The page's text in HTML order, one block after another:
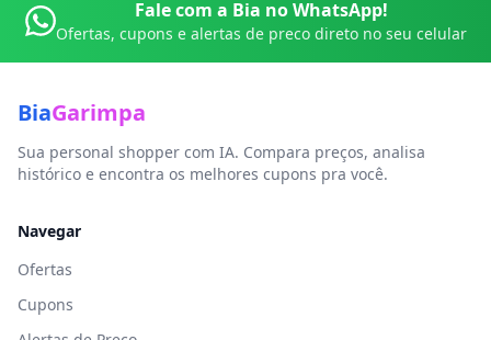
Fale com a Bia no WhatsApp!
Ofertas, cupons e alertas de preco direto no seu celular
BiaGarimpa
Sua personal shopper com IA. Compara preços, analisa
histórico e encontra os melhores cupons pra você.
Navegar
Ofertas
Cupons